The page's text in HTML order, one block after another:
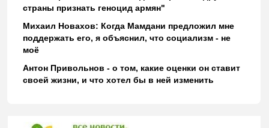
страны признать геноцид армян"
Михаил Новахов: Когда Мамдани предложил мне
поддержать его, я объяснил, что социализм - не
моё
Антон Привольнов - о том, какие оценки он ставит
своей жизни, и что хотел бы в ней изменить